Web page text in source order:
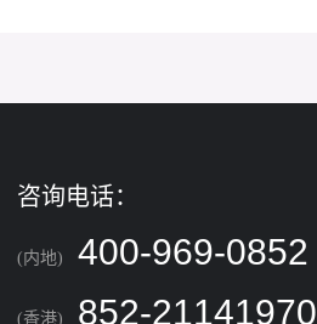
咨询电话：
(内地) 400-969-0852
(香港) 852-21141970